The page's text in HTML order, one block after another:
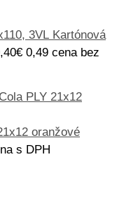
Kartónová
€ 0,49 cena bez
oranžové
s DPH